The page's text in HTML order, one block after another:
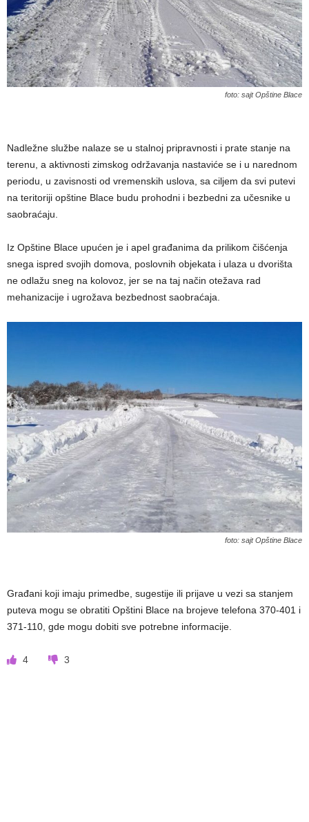
foto: sajt Opštine Blace
Nadležne službe nalaze se u stalnoj pripravnosti i prate stanje na
terenu, a aktivnosti zimskog održavanja nastaviće se i u narednom
periodu, u zavisnosti od vremenskih uslova, sa ciljem da svi putevi
na teritoriji opštine Blace budu prohodni i bezbedni za učesnike u
saobraćaju.
Iz Opštine Blace upućen je i apel građanima da prilikom čišćenja
snega ispred svojih domova, poslovnih objekata i ulaza u dvorišta
ne odlažu sneg na kolovoz, jer se na taj način otežava rad
mehanizacije i ugrožava bezbednost saobraćaja.
foto: sajt Opštine Blace
Građani koji imaju primedbe, sugestije ili prijave u vezi sa stanjem
puteva mogu se obratiti Opštini Blace na brojeve telefona 370-401 i
371-110, gde mogu dobiti sve potrebne informacije.
4 3